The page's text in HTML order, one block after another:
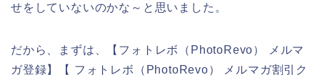
せをしていないのかな～と思いました。
だから、まずは、【フォトレボ（PhotoRevo） メルマ
ガ登録】【 フォトレボ（PhotoRevo） メルマガ割引ク